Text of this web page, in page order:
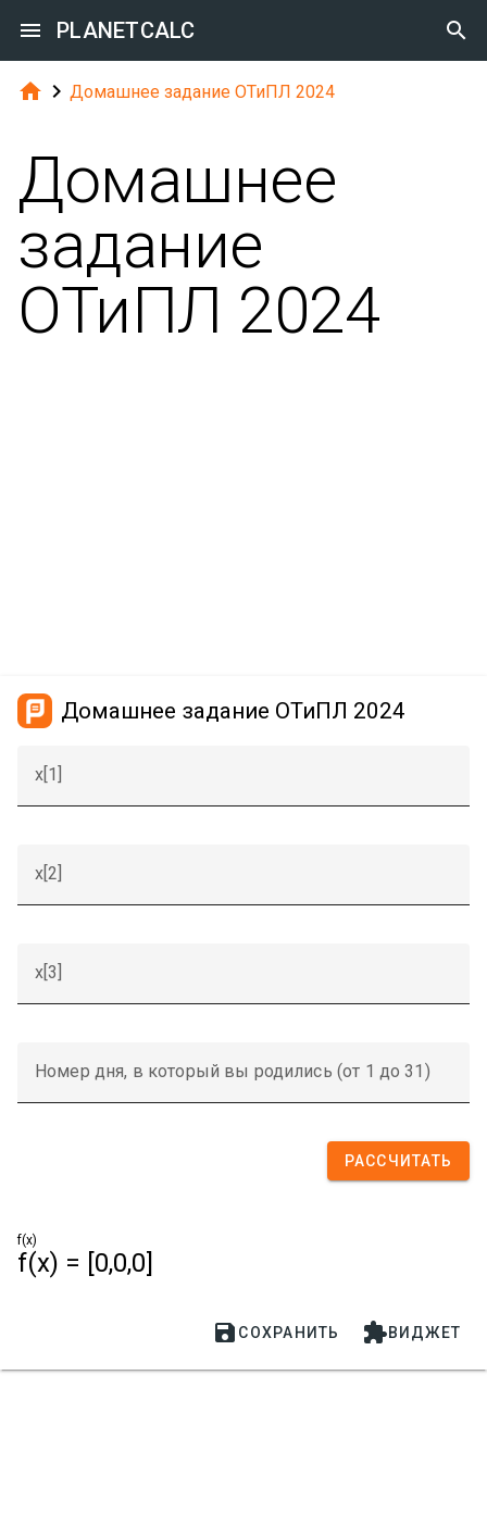
 PLANETCALC 
  Домашнее задание ОТиПЛ 2024
Домашнее
задание
ОТиПЛ 2024
Домашнее задание ОТиПЛ 2024
x[1]
x[2]
x[3]
Номер дня, в который вы родились (от 1 до 31)
РАССЧИТАТЬ
f(x)
f(x) = [0,0,0]
 СОХРАНИТЬ ВИДЖЕТ